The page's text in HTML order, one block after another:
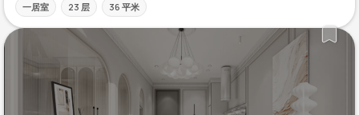
一居室 23 层 36 平米